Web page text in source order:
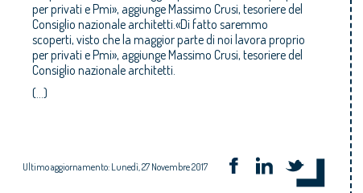
per privati e Pmi», aggiunge Massimo Crusi, tesoriere del
Consiglio nazionale architetti.«Di fatto saremmo
scoperti, visto che la maggior parte di noi lavora proprio
per privati e Pmi», aggiunge Massimo Crusi, tesoriere del
Consiglio nazionale architetti.
(...)
Ultimo aggiornamento: Lunedì, 27 Novembre 2017